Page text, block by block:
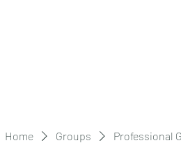
Home Groups Professional